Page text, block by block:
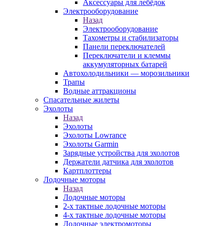
Аксессуары для лебёдок
Электрооборудование
Назад
Электрооборудование
Тахометры и стабилизаторы
Панели переключателей
Переключатели и клеммы
аккумуляторных батарей
Автохолодильники — морозильники
Трапы
Водные аттракционы
Спасательные жилеты
Эхолоты
Назад
Эхолоты
Эхолоты Lowrance
Эхолоты Garmin
Зарядные устройства для эхолотов
Держатели датчика для эхолотов
Картплоттеры
Лодочные моторы
Назад
Лодочные моторы
2-х тактные лодочные моторы
4-х тактные лодочные моторы
Лодочные электромоторы